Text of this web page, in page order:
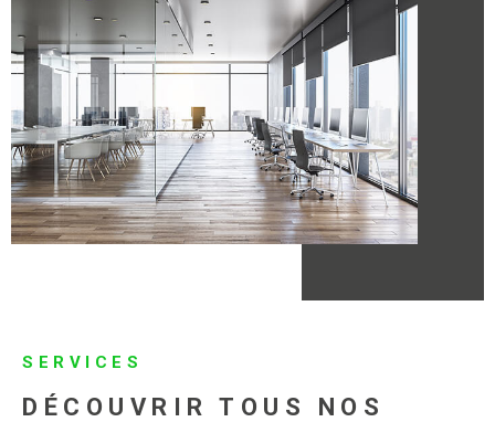
SERVICES
DÉCOUVRIR TOUS NOS